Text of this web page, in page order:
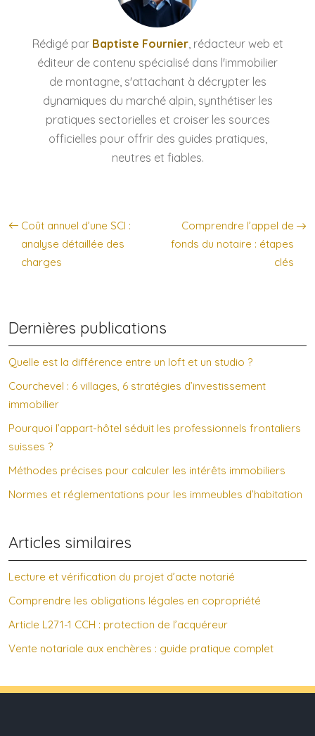
Rédigé par Baptiste Fournier, rédacteur web et
éditeur de contenu spécialisé dans l'immobilier
de montagne, s'attachant à décrypter les
dynamiques du marché alpin, synthétiser les
pratiques sectorielles et croiser les sources
officielles pour offrir des guides pratiques,
neutres et fiables.
Coût annuel d’une SCI :
analyse détaillée des
charges
Comprendre l’appel de
fonds du notaire : étapes
clés
Dernières publications
Quelle est la différence entre un loft et un studio ?
Courchevel : 6 villages, 6 stratégies d’investissement
immobilier
Pourquoi l’appart-hôtel séduit les professionnels frontaliers
suisses ?
Méthodes précises pour calculer les intérêts immobiliers
Normes et réglementations pour les immeubles d’habitation
Articles similaires
Lecture et vérification du projet d’acte notarié
Comprendre les obligations légales en copropriété
Article L271-1 CCH : protection de l’acquéreur
Vente notariale aux enchères : guide pratique complet